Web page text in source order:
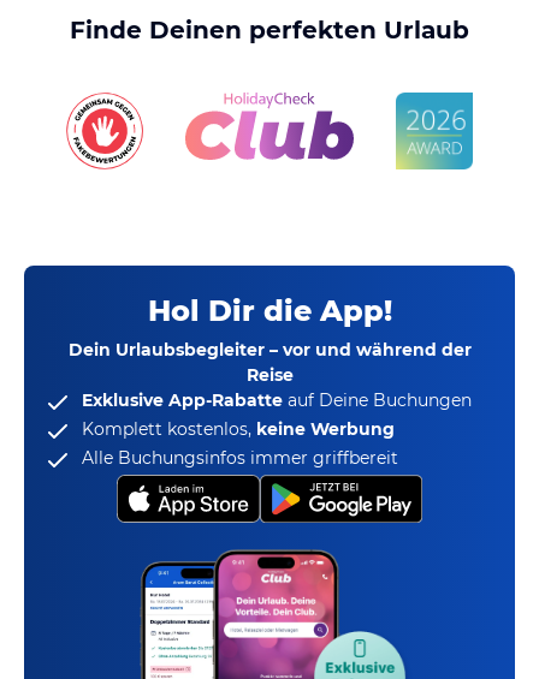
Finde Deinen perfekten Urlaub
Hol Dir die App!
Dein Urlaubsbegleiter – vor und während der
Reise
Exklusive App-Rabatte auf Deine Buchungen
Komplett kostenlos, keine Werbung
Alle Buchungsinfos immer griffbereit